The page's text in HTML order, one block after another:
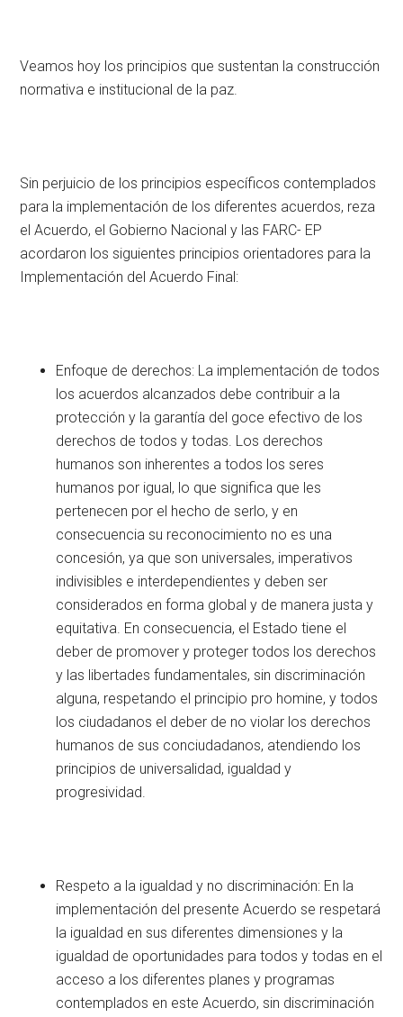
Veamos hoy los principios que sustentan la construcción
normativa e institucional de la paz.
Sin perjuicio de los principios específicos contemplados
para la implementación de los diferentes acuerdos, reza
el Acuerdo, el Gobierno Nacional y las FARC- EP
acordaron los siguientes principios orientadores para la
Implementación del Acuerdo Final:
Enfoque de derechos: La implementación de todos
los acuerdos alcanzados debe contribuir a la
protección y la garantía del goce efectivo de los
derechos de todos y todas. Los derechos
humanos son inherentes a todos los seres
humanos por igual, lo que significa que les
pertenecen por el hecho de serlo, y en
consecuencia su reconocimiento no es una
concesión, ya que son universales, imperativos
indivisibles e interdependientes y deben ser
considerados en forma global y de manera justa y
equitativa. En consecuencia, el Estado tiene el
deber de promover y proteger todos los derechos
y las libertades fundamentales, sin discriminación
alguna, respetando el principio pro homine, y todos
los ciudadanos el deber de no violar los derechos
humanos de sus conciudadanos, atendiendo los
principios de universalidad, igualdad y
progresividad.
Respeto a la igualdad y no discriminación: En la
implementación del presente Acuerdo se respetará
la igualdad en sus diferentes dimensiones y la
igualdad de oportunidades para todos y todas en el
acceso a los diferentes planes y programas
contemplados en este Acuerdo, sin discriminación